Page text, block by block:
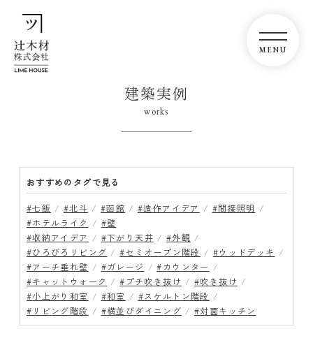
建築実例
works
おすすめのタグで見る
#七飯 #北斗 #函館 #造作アイデア
#間接照明
#ホテルライク
#壁
#収納アイデア
#下がり天井
#外観
#ひろびろリビング
#セミオープン階段
#ウッドデッキ
#アーチ垂れ壁
#ガレージ
#カウンター
#キャットウォーク
#プチ吹き抜け
#吹き抜け
#小上がり和室
#和室
#スケルトン階段
#リビング階段
#横並びダイニング #対面キッチン